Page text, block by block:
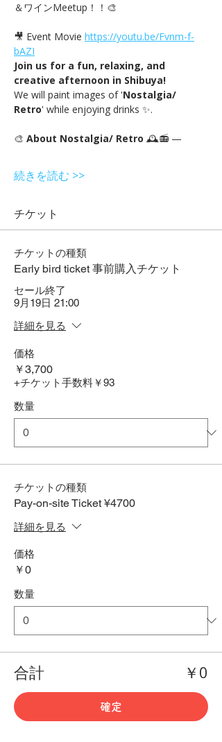
＆ワインMeetup！！🎨
🎥 Event Movie https://youtu.be/Fvnm-f-
bAZI
Join us for a fun, relaxing, and
creative afternoon in Shibuya!
We will paint images of 'Nostalgia/
Retro' while enjoying drinks ✨.
🎨 About Nostalgia/ Retro 🕰️📻 —
続きを読む >>
チケット
チケットの種類
Early bird ticket 事前購入チケット
セール終了
9月19日 21:00
詳細を見る
価格
￥3,700
+チケット手数料￥93
数量
チケットの種類
Pay-on-site Ticket ¥4700
詳細を見る
価格
￥0
数量
合計 ￥0
確定